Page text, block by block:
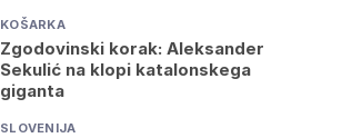
KOŠARKA
Zgodovinski korak: Aleksander
Sekulić na klopi katalonskega
giganta
SLOVENIJA